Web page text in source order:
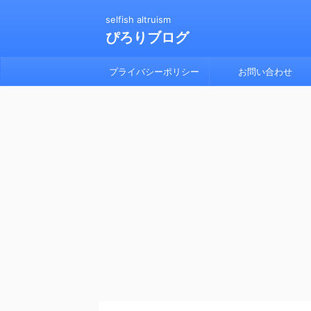
selfish altruism
ぴろりブログ
プライバシーポリシー お問い合わせ